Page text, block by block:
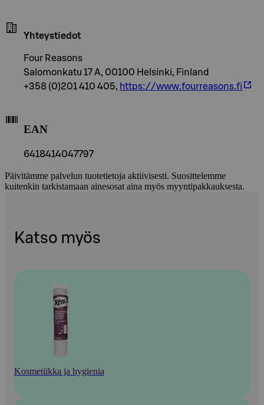
Yhteystiedot
Four Reasons
Salomonkatu 17 A, 00100 Helsinki, Finland
+358 (0)201 410 405, https://www.fourreasons.fi
EAN
6418414047797
Päivitämme palvelun tuotetietoja aktiivisesti. Suosittelemme
kuitenkin tarkistamaan ainesosat aina myös myyntipakkauksesta.
Katso myös
Kosmetiikka ja hygienia